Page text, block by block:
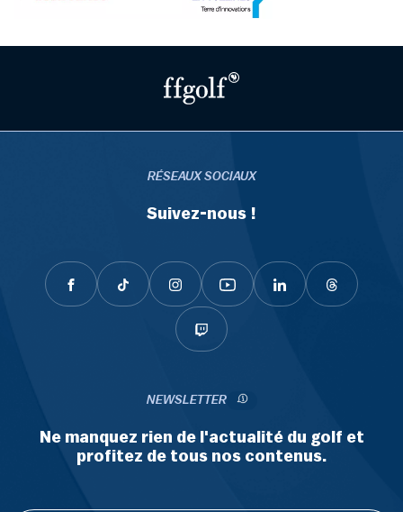
RÉSEAUX SOCIAUX
Suivez-nous !
NEWSLETTER
Ne manquez rien de l'actualité du golf et
profitez de tous nos contenus.